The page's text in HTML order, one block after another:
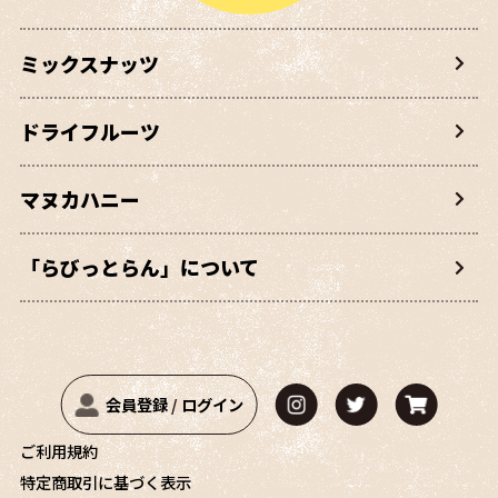
ミックスナッツ
ドライフルーツ
マヌカハニー
「らびっとらん」について
ご利用規約
特定商取引に基づく表示
会員登録/ログイン